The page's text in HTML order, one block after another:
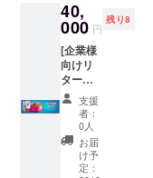
ご記載
くださ
い。
Dog
Walk
&Picnic
Event
with
Ruffle
Prizes
支援時
に備考
欄から
NeoFa
milyサ
イトの
SPECIA
THANK
Sへ掲載
希望の
お名前
ムペー
ジやブ
ログへ
のリン
ク貼り
付け
可） ③
御社広
告掲載
月のア
ナログ
または
SPECIA
L
THANK
Sへお名
前ご掲
載 ④ネ
オファ
ミリー
フォト
ブック
デジタ
ルブッ
40,
000 円
残り8
[企業様
向けリ
ターン]
①ネオ
ファミ
リーデ
ジタル
フォト
ブック
支援
者：
0人
お届
け予
定：